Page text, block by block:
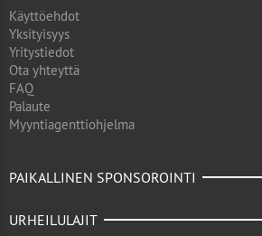
Käyttöehdot
Yksityisyys
Yritystiedot
Ota yhteyttä
FAQ
Palaute
Myyntiagenttiohjelma
PAIKALLINEN SPONSOROINTI
URHEILULAJIT